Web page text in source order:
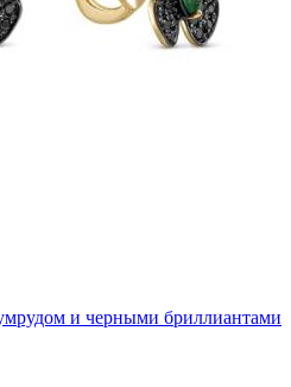
и черными бриллиантами